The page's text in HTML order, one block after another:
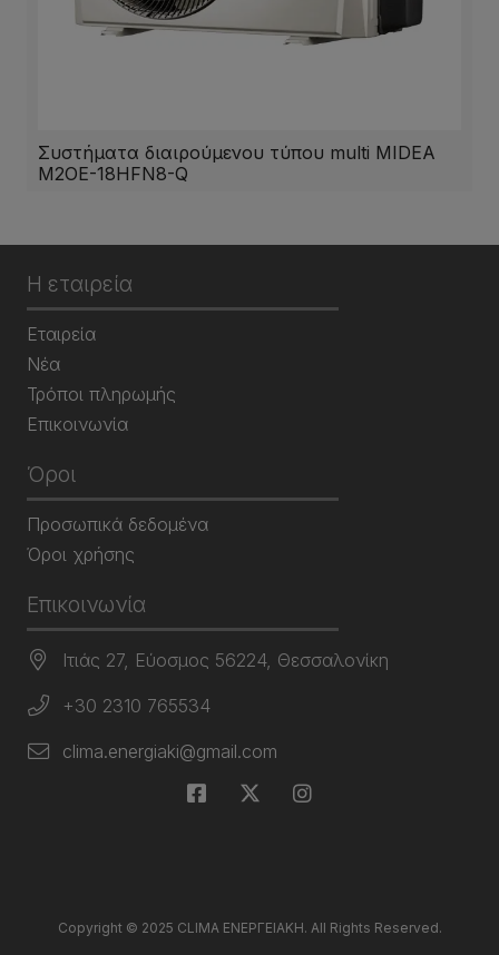
Συστήματα διαιρούμενου τύπου multi MIDEA
M2OE-18HFN8-Q
Η εταιρεία
Εταιρεία
Νέα
Τρόποι πληρωμής
Επικοινωνία
Όροι
Προσωπικά δεδομένα
Όροι χρήσης
Επικοινωνία
Ιτιάς 27, Εύοσμος 56224, Θεσσαλονίκη
+30 2310 765534
clima.energiaki@gmail.com
Copyright © 2025 CLIMA ΕΝΕΡΓΕΙΑΚΗ. All Rights Reserved.